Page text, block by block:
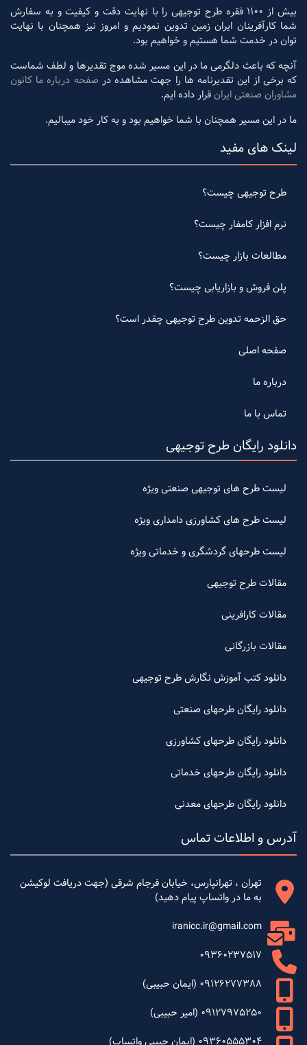
بیش از 1100 فقره طرح توجیهی را با نهایت دقت و کیفیت و به سفارش
شما کارآفرینان ایران زمین تدوین نمودیم و امروز نیز همچنان با نهایت
توان در خدمت شما هستیم و خواهیم بود.
آنچه که باعث دلگرمی ما در این مسیر شده موج تقدیرها و لطف شماست
که برخی از این تقدیرنامه ها را جهت مشاهده در صفحه درباره ما کانون
مشاوران صنعتی ایرانقرار داده ایم.
ما در این مسیر همچنان با شما خواهیم بود و به کار خود میبالیم.
لینک های مفید
طرح توجیهی چیست؟
نرم افزار کامفار چیست؟
مطالعات بازار چیست؟
پلن فروش و بازاریابی چیست؟
حق الزحمه تدوین طرح توجیهی چقدر است؟
صفحه اصلی
درباره ما
تماس با ما
دانلود رایگان طرح توجیهی
لیست طرح های توجیهی صنعتی ویژه
لیست طرح های کشاورزی دامداری ویژه
لیست طرحهای گردشگری و خدماتی ویژه
مقالات طرح توجیهی
مقالات کارافرینی
مقالات بازرگانی
دانلود کتب آموزش نگارش طرح توجیهی
دانلود رایگان طرحهای صنعتی
دانلود رایگان طرحهای کشاورزی
دانلود رایگان طرحهای خدماتی
دانلود رایگان طرحهای معدنی
آدرس و اطلاعات تماس
تهران ، تهرانپارس، خیابان فرجام شرقی (جهت دریافت لوکیشن
به ما در واتساپ پیام دهید)
iranicc.ir@gmail.com
09360237517
09126277388 (ایمان حبیبی)
09127975250 (امیر حبیبی)
09360555304 (ایمان حبیبی واتساپ)